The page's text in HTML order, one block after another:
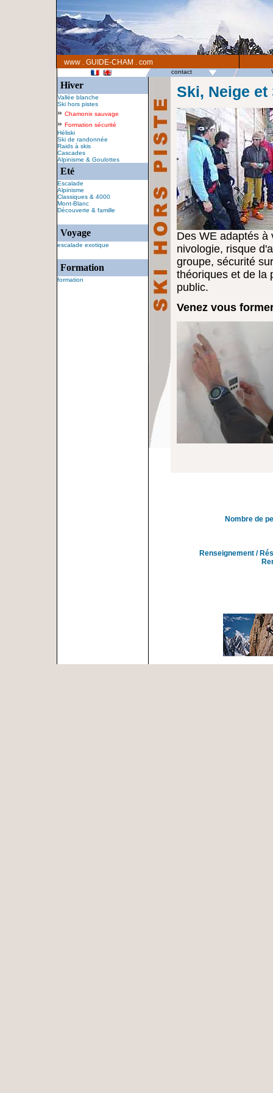
www . GUIDE-CHAM . com
contact
Hiver
Vallée blanche
Ski hors pistes
» Chamonix sauvage
» Formation sécurité
Héliski
Ski de randonnée
Raids à skis
Cascades
Alpinisme & Goulottes
Eté
Escalade
Alpinisme
Classiques & 4000
Mont-Blanc
Découverte & famille
Voyage
escalade exotique
Formation
formation
Ski, Neige
Des WE adaptés à
nivologie, risque
groupe, sécurité
théoriques et de la
public.
Venez vous
Nombre de
Renseignement /